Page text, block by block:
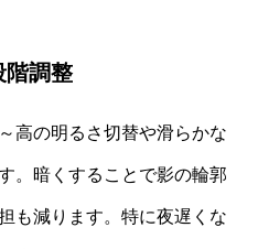
階調整
高の明るさ切替や滑らかな
。暗くすることで影の輪郭
も減ります。特に夜遅くな